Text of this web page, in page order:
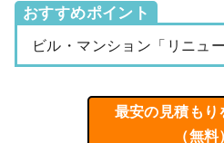
おすすめポイント
ビル・マンション「リニュ
最安の見積もり
（無料）